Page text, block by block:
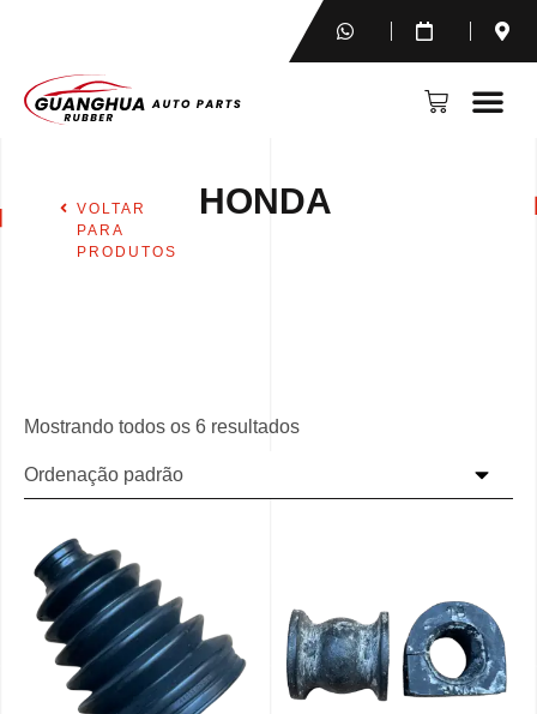
VOLTAR
PARA
PRODUTOS
HONDA
Mostrando todos os 6 resultados